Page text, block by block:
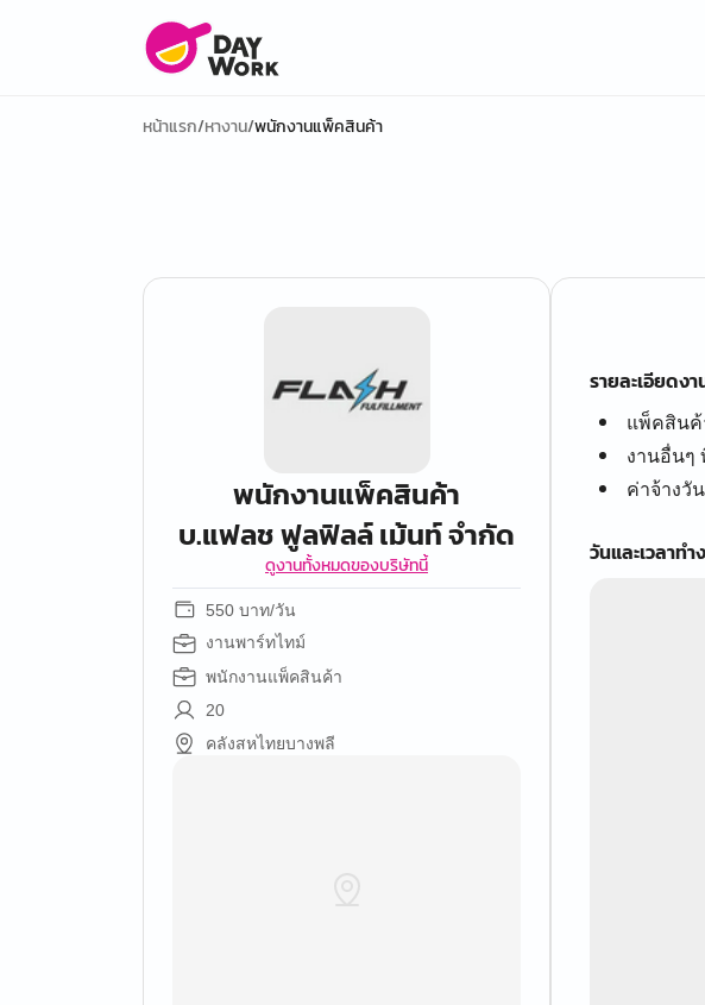
หน้าแรก/หางาน/พนักงานแพ็คสินค้า
พนักงานแพ็คสินค้า
บ.แฟลช ฟูลฟิลล์ เม้นท์ จำกัด
ดูงานทั้งหมดของบริษัทนี้
550 บาท/วัน
งานพาร์ทไทม์
พนักงานแพ็คสินค้า
20
คลังสหไทยบางพลี
รายละเอียดงา
แพ็คสินค้
งานอื่นๆ
ค่าจ้างวั
วันและเวลาทำ